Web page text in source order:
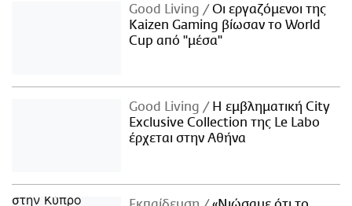
Good Living
Οι εργαζόμενοι της
Kaizen Gaming βίωσαν το World
Cup από "μέσα"
Good Living
Η εμβληματική City
Exclusive Collection της Le Labo
έρχεται στην Αθήνα